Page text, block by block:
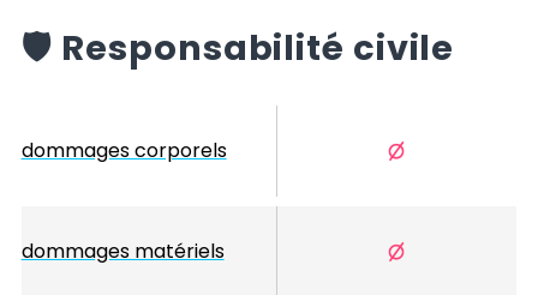
️🛡️ Responsabilité civile
dommages corporels
dommages matériels